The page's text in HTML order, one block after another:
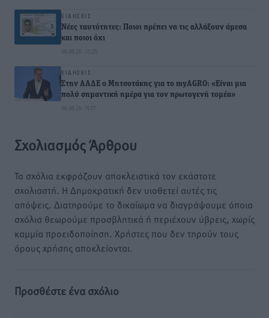
ΕΙΔΉΣΕΙΣ
Νέες ταυτότητες: Ποιοι πρέπει να τις αλλάξουν άμεσα
και ποιοι όχι
06.08.26 · 13:25
ΕΙΔΉΣΕΙΣ
Στην ΑΑΔΕ ο Μητσοτάκης για το myAGRO: «Είναι μια
πολύ σημαντική ημέρα για τον πρωτογενή τομέα»
06.08.26 · 11:37
Σχολιασμός Άρθρου
Τα σχόλια εκφράζουν αποκλειστικά τον εκάστοτε
σχολιαστή. Η Δημοκρατική δεν υιοθετεί αυτές τις
απόψεις. Διατηρούμε το δικαίωμα να διαγράψουμε όποια
σχόλια θεωρούμε προσβλητικά ή περιέχουν ύβρεις, χωρίς
καμμία προειδοποίηση. Χρήστες που δεν τηρούν τους
όρους χρήσης αποκλείονται.
Προσθέστε ένα σχόλιο